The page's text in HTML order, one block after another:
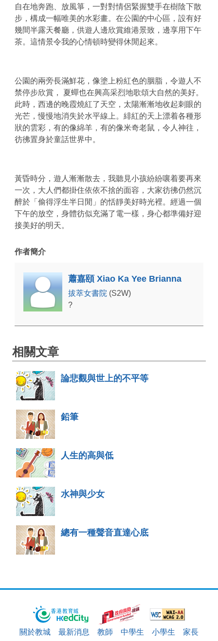
自在地奔跑、 放風箏，一對對情侶緊握雙手在樹陰下散
步， 構成一幅唯美的水彩畫。在公園的中心區，設有好
幾間半露天餐廳， 供遊人邊欣賞維港景致，邊享用下午
茶。 這情景令我的心情頓時變得休閒起來。
公園的兩旁長滿鮮花，像塗上粉紅色的胭脂，令遊人不
禁停步欣賞，
夏蟬也在興高采烈地歌頌大自然的美好。
此時， 西邊的晚霞燒紅了天空，太陽漸漸地收起刺眼的
光芒，慢慢地消失於水平線上。緋紅的天上漂着各種形
狀的雲彩， 有的像綿羊，有的像米奇老鼠，令人神往，
彷彿置身於童話世界中。
黃昏時分，遊人漸漸散去，我聽見小孩紛紛嚷着要再來
一次， 大人們都掛住依依不捨的面容，大家彷彿仍然沉
醉於「 偷得浮生半日閒」的恬靜美好時光裡。經過一個
下午的放空， 身體彷似充滿了電一樣，身心都準備好迎
接美好的明天。
作者簡介
蕭嘉頤 Xiao Ka Yee Brianna
拔萃女書院 (S2W)
?
相關文章
論悲觀與世上的不平等
鉛筆
人生的高與低
水神與少女
總有一種聲音直達心底
關於教城 最新消息 教師 中學生 小學生 家長